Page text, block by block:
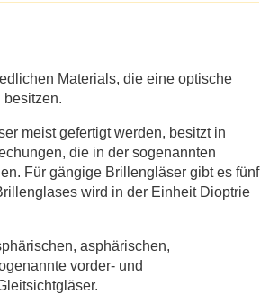
Materials, die eine optische
besitzen.
meist gefertigt werden, besitzt in
die in der sogenannten
Für gängige Brillengläser gibt es fünf
wird in der Einheit Dioptrie
asphärischen,
vorder- und